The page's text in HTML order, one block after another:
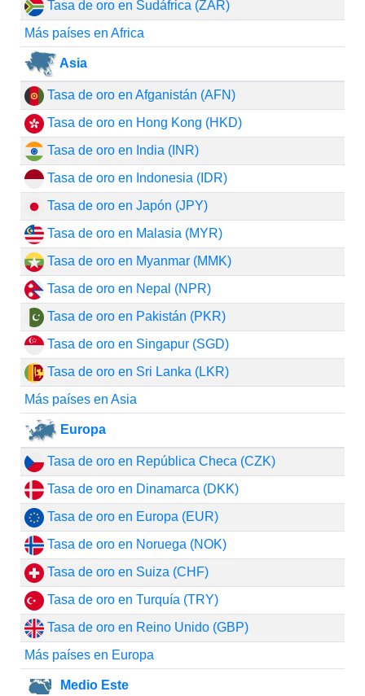
Tasa de oro en Sudáfrica (ZAR)
Más países en Africa
Asia
Tasa de oro en Afganistán (AFN)
Tasa de oro en Hong Kong (HKD)
Tasa de oro en India (INR)
Tasa de oro en Indonesia (IDR)
Tasa de oro en Japón (JPY)
Tasa de oro en Malasia (MYR)
Tasa de oro en Myanmar (MMK)
Tasa de oro en Nepal (NPR)
Tasa de oro en Pakistán (PKR)
Tasa de oro en Singapur (SGD)
Tasa de oro en Sri Lanka (LKR)
Más países en Asia
Europa
Tasa de oro en República Checa (CZK)
Tasa de oro en Dinamarca (DKK)
Tasa de oro en Europa (EUR)
Tasa de oro en Noruega (NOK)
Tasa de oro en Suiza (CHF)
Tasa de oro en Turquía (TRY)
Tasa de oro en Reino Unido (GBP)
Más países en Europa
Medio Este